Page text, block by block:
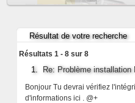
Résultat de votre recherche
Résultats 1 - 8 sur 8
1. Re: Problème installation
Bonjour Tu devrai vérifiez
d'informations ici . @+